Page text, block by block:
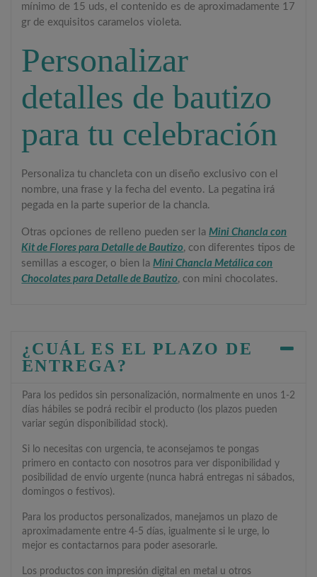
mínimo de 15 uds, el contenido es de aproximadamente 17
gr de exquisitos caramelos violeta.
Personalizar
detalles de bautizo
para tu celebración
Personaliza tu chancleta con un diseño exclusivo con el
nombre, una frase y la fecha del evento. La pegatina irá
pegada en la parte superior de la chancla.
Otras opciones de relleno pueden ser laMini Chancla con
Kit de Flores para Detalle de Bautizo, con diferentes tipos de
semillas a escoger, o bien laMini Chancla Metálica con
Chocolates para Detalle de Bautizo, con mini chocolates.
¿CUÁL ES EL PLAZO DE
ENTREGA?
Para los pedidos sin personalización, normalmente en unos 1-2
días hábiles se podrá recibir el producto (los plazos pueden
variar según disponibilidad stock).
Si lo necesitas con urgencia, te aconsejamos te pongas
primero en contacto con nosotros para ver disponibilidad y
posibilidad de envío urgente (nunca habrá entregas ni sábados,
domingos o festivos).
Para los productos personalizados, manejamos un plazo de
aproximadamente entre 4-5 días, igualmente si le urge, lo
mejor es contactarnos para poder asesorarle.
Los productos con impresión digital en metal u otros